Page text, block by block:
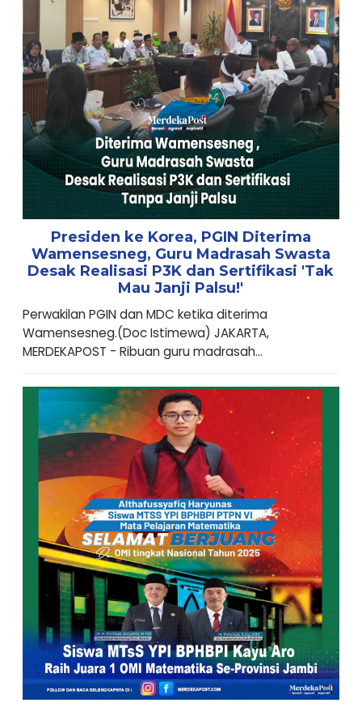
Presiden ke Korea, PGIN Diterima
Wamensesneg, Guru Madrasah Swasta
Desak Realisasi P3K dan Sertifikasi 'Tak
Mau Janji Palsu!'
Perwakilan PGIN dan MDC ketika diterima
Wamensesneg.(Doc Istimewa) JAKARTA,
MERDEKAPOST - Ribuan guru madrasah...